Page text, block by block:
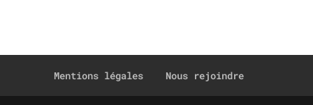
Mentions légales Nous rejoindre